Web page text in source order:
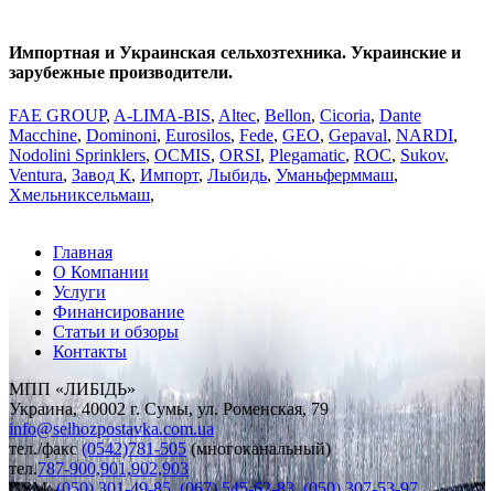
Импортная и Украинская сельхозтехника. Украинские и
зарубежные производители.
FAE GROUP, A-LIMA-BIS, Altec, Bellon, Cicoria, Dante
Macchine, Dominoni, Eurosilos, Fede, GEO, Gepaval, NARDI,
Nodolini Sprinklers, OCMIS, ORSI, Plegаmatic, ROC, Sukov,
Ventura, Завод К, Импорт, Лыбидь, Уманьферммаш,
Хмельниксельмаш,
Главная
О Компании
Услуги
Финансирование
Статьи и обзоры
Контакты
МПП «ЛИБІДЬ»
Украина, 40002 г. Сумы, ул. Роменская, 79
info@selhozpostavka.com.ua
тел./факс (0542)781-505 (многоканальный)
тел.787-900,901,902,903